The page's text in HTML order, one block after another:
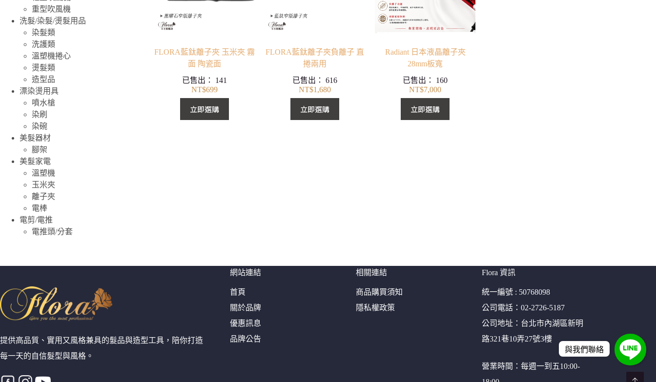
與我們聯絡
FLORA藍鈦離子夾 玉米夾 霧
面 陶瓷面
已售出： 141
NT$699
立即選購
FLORA藍鈦離子夾負離子 直
捲兩用
已售出： 616
NT$1,680
立即選購
Radiant 日本液晶離子夾
28mm板寬
已售出： 160
NT$7,000
立即選購
重型吹風機
洗髮/染髮/燙髮用品
染髮類
洗護類
溫塑機捲心
燙髮類
造型品
漂染燙用具
噴水槍
染刷
染碗
美髮器材
腳架
美髮家電
溫塑機
玉米夾
離子夾
電棒
電剪/電推
電推頭/分套
提供高品質、實用又風格兼具的髮品與造型工具，陪你打造
每一天的自信髮型與風格。
網站連結
首頁
關於品牌
優惠訊息
品牌公告
相關連結
商品購買須知
隱私權政策
Flora 資訊
統一編號 : 50768098
公司電話：02-2726-5187
公司地址：台北市內湖區新明
路321巷10弄27號3樓
營業時間：每週一到五10:00-